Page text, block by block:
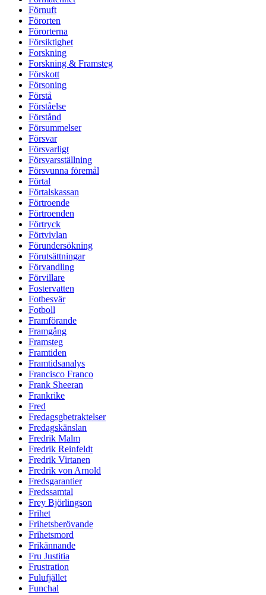
Förnuft
Förorten
Förorterna
Försiktighet
Forskning
Forskning & Framsteg
Förskott
Försoning
Förstå
Förståelse
Förstånd
Försummelser
Försvar
Försvarligt
Försvarsställning
Försvunna föremål
Förtal
Förtalskassan
Förtroende
Förtroenden
Förtryck
Förtvivlan
Förundersökning
Förutsättningar
Förvandling
Förvillare
Fostervatten
Fotbesvär
Fotboll
Framförande
Framgång
Framsteg
Framtiden
Framtidsanalys
Francisco Franco
Frank Sheeran
Frankrike
Fred
Fredagsgbetraktelser
Fredagskänslan
Fredrik Malm
Fredrik Reinfeldt
Fredrik Virtanen
Fredrik von Arnold
Fredsgarantier
Fredssamtal
Frey Björlingson
Frihet
Frihetsberövande
Frihetsmord
Frikännande
Fru Justitia
Frustration
Fulufjället
Funchal